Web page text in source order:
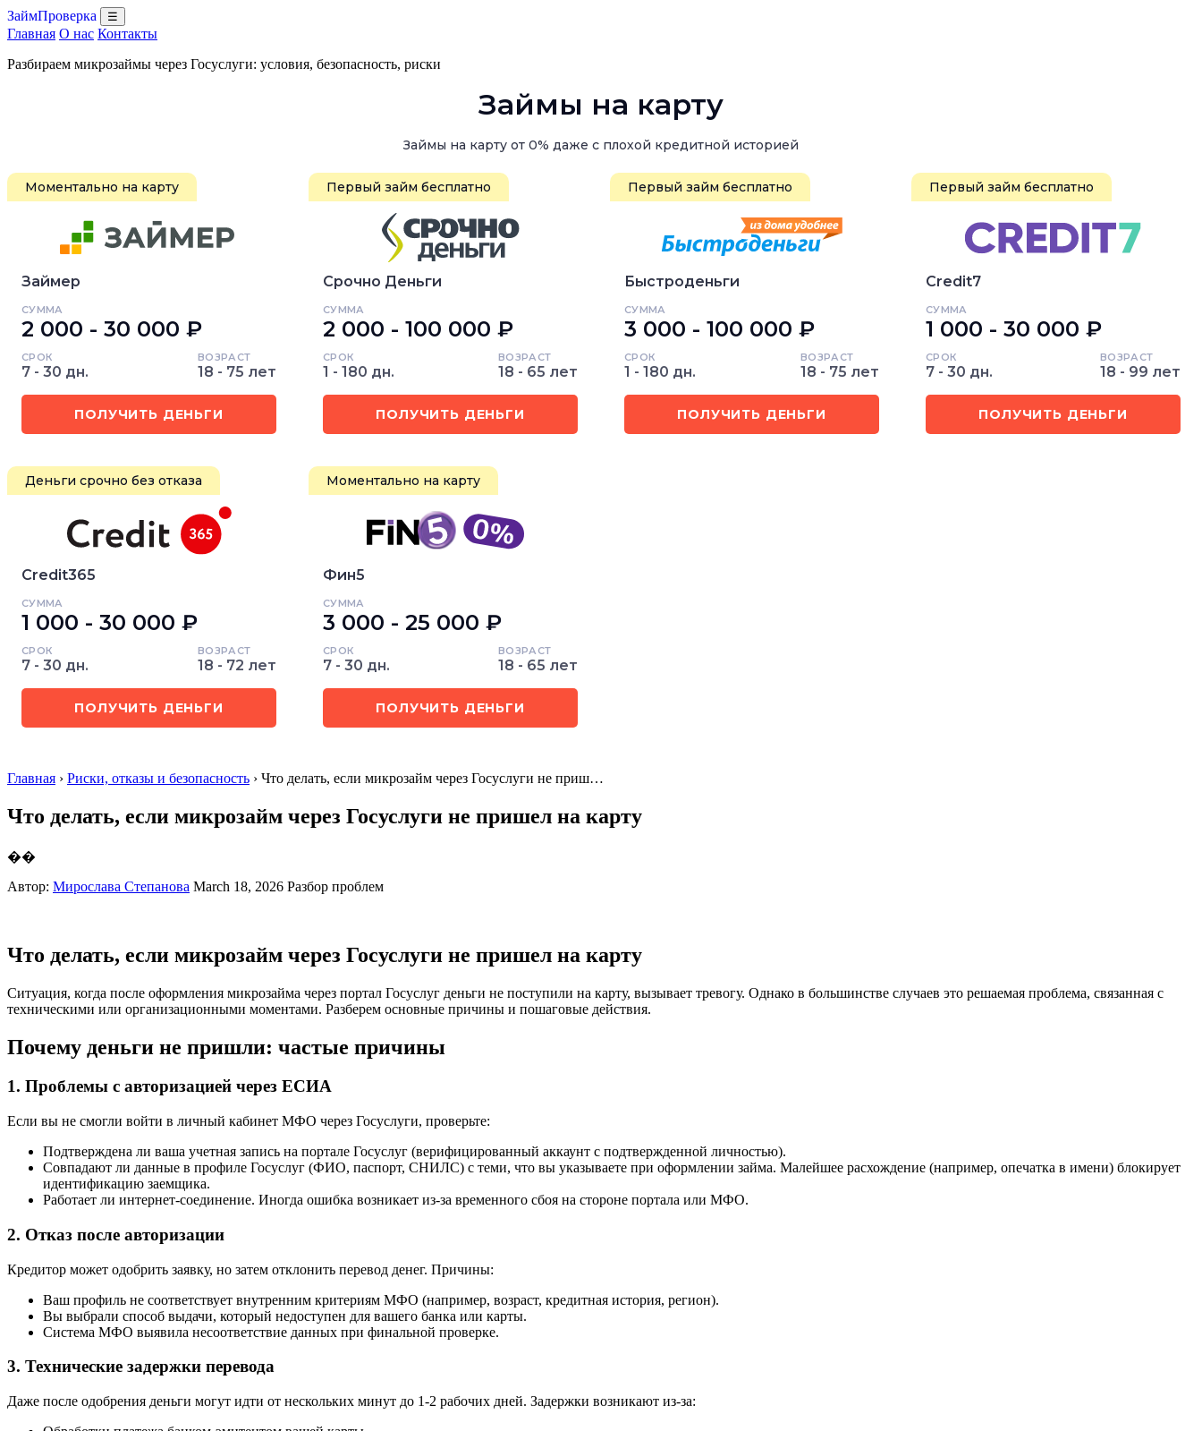
ЗаймПроверка ☰
Главная О нас Контакты
Разбираем микрозаймы через Госуслуги: условия, безопасность, риски
Займы на карту
Займы на карту от 0% даже с плохой кредитной историей
Моментально на карту
Займер
СУММА
2 000 - 30 000 ₽
СРОК
7 - 30 дн.
ВОЗРАСТ
18 - 75 лет
ПОЛУЧИТЬ ДЕНЬГИ
Первый займ бесплатно
Срочно Деньги
СУММА
2 000 - 100 000 ₽
СРОК
1 - 180 дн.
ВОЗРАСТ
18 - 65 лет
ПОЛУЧИТЬ ДЕНЬГИ
Первый займ бесплатно
Быстроденьги
СУММА
3 000 - 100 000 ₽
СРОК
1 - 180 дн.
ВОЗРАСТ
18 - 75 лет
ПОЛУЧИТЬ ДЕНЬГИ
Первый займ бесплатно
Credit7
СУММА
1 000 - 30 000 ₽
СРОК
7 - 30 дн.
ВОЗРАСТ
18 - 99 лет
ПОЛУЧИТЬ ДЕНЬГИ
Деньги срочно без отказа
Credit365
СУММА
1 000 - 30 000 ₽
СРОК
7 - 30 дн.
ВОЗРАСТ
18 - 72 лет
ПОЛУЧИТЬ ДЕНЬГИ
Моментально на карту
Фин5
СУММА
3 000 - 25 000 ₽
СРОК
7 - 30 дн.
ВОЗРАСТ
18 - 65 лет
ПОЛУЧИТЬ ДЕНЬГИ
Главная › Риски, отказы и безопасность › Что делать, если микрозайм через Госуслуги не приш…
Что делать, если микрозайм через Госуслуги не пришел на карту
��
Автор: Мирослава Степанова March 18, 2026 Разбор проблем
Что делать, если микрозайм через Госуслуги не пришел на карту
Ситуация, когда после оформления микрозайма через портал Госуслуг деньги не поступили на карту, вызывает тревогу. Однако в большинстве случаев это решаемая проблема, связанная с
техническими или организационными моментами. Разберем основные причины и пошаговые действия.
Почему деньги не пришли: частые причины
1. Проблемы с авторизацией через ЕСИА
Если вы не смогли войти в личный кабинет МФО через Госуслуги, проверьте:
Подтверждена ли ваша учетная запись на портале Госуслуг (верифицированный аккаунт с подтвержденной личностью).
Совпадают ли данные в профиле Госуслуг (ФИО, паспорт, СНИЛС) с теми, что вы указываете при оформлении займа. Малейшее расхождение (например, опечатка в имени) блокирует
идентификацию заемщика.
Работает ли интернет-соединение. Иногда ошибка возникает из-за временного сбоя на стороне портала или МФО.
2. Отказ после авторизации
Кредитор может одобрить заявку, но затем отклонить перевод денег. Причины:
Ваш профиль не соответствует внутренним критериям МФО (например, возраст, кредитная история, регион).
Вы выбрали способ выдачи, который недоступен для вашего банка или карты.
Система МФО выявила несоответствие данных при финальной проверке.
3. Технические задержки перевода
Даже после одобрения деньги могут идти от нескольких минут до 1-2 рабочих дней. Задержки возникают из-за: